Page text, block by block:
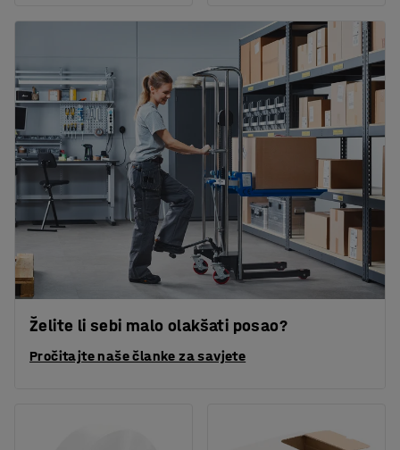
Želite li sebi malo olakšati posao?
Pročitajte naše članke za savjete